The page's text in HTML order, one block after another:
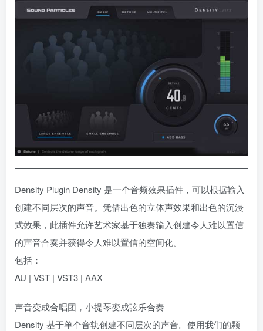
Density Plugin Density 是一个音频效果插件，可以根据输入
创建不同层次的声音。凭借出色的立体声效果和出色的沉浸
式效果，此插件允许艺术家基于独奏输入创建令人难以置信
的声音合奏并获得令人难以置信的空间化。
包括：
AU | VST | VST3 | AAX
声音变成合唱团，小提琴变成弦乐合奏
Density 基于单个音轨创建不同层次的声音。使用我们的颗